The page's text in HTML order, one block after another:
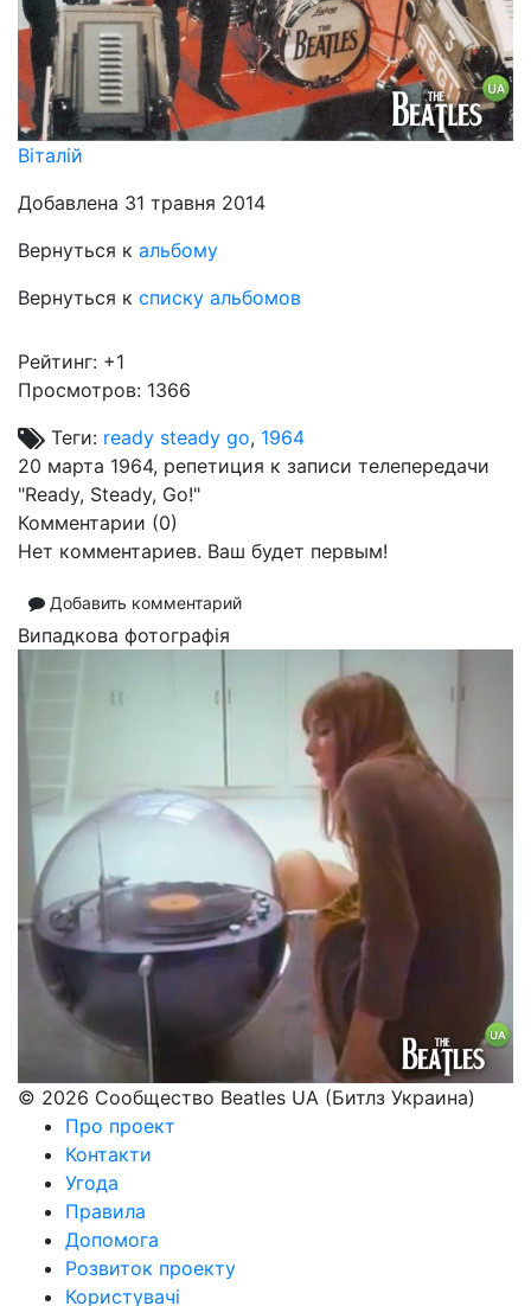
Віталій
Добавлена 31 травня 2014
Вернуться к альбому
Вернуться к списку альбомов
Рейтинг: +1
Просмотров: 1366
Теги: ready steady go, 1964
20 марта 1964, репетиция к записи телепередачи
"Ready, Steady, Go!"
Комментарии (0)
Нет комментариев. Ваш будет первым!
Добавить комментарий
Випадкова фотографія
© 2026 Сообщество Beatles UA (Битлз Украина)
Про проект
Контакти
Угода
Правила
Допомога
Розвиток проекту
Користувачі